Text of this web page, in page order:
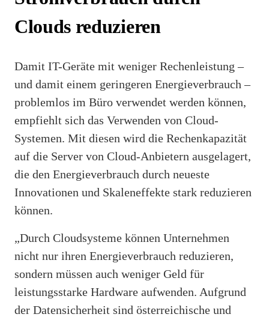
Clouds reduzieren
Damit IT-Geräte mit weniger Rechenleistung –
und damit einem geringeren Energieverbrauch –
problemlos im Büro verwendet werden können,
empfiehlt sich das Verwenden von Cloud-
Systemen. Mit diesen wird die Rechenkapazität
auf die Server von Cloud-Anbietern ausgelagert,
die den Energieverbrauch durch neueste
Innovationen und Skaleneffekte stark reduzieren
können.
„Durch Cloudsysteme können Unternehmen
nicht nur ihren Energieverbrauch reduzieren,
sondern müssen auch weniger Geld für
leistungsstarke Hardware aufwenden. Aufgrund
der Datensicherheit sind österreichische und